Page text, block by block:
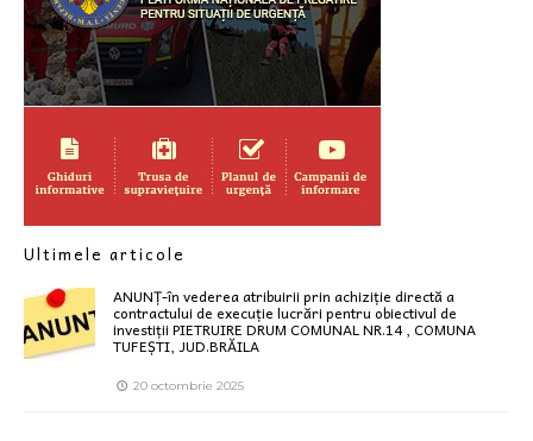
Ultimele articole
ANUNȚ-în vederea atribuirii prin achiziție directă a
contractului de execuție lucrări pentru obiectivul de
investiții PIETRUIRE DRUM COMUNAL NR.14 , COMUNA
TUFEȘTI, JUD.BRĂILA
20 octombrie 2025